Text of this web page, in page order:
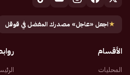
★اجعل «عاجل» مصدرك المفضل في قوقل
الأقسام
المحليات